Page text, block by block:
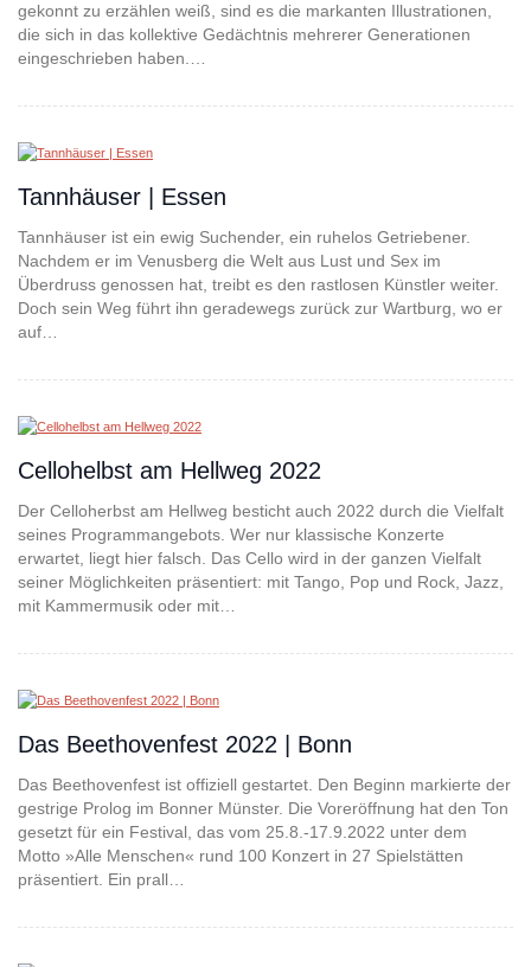
gekonnt zu erzählen weiß, sind es die markanten Illustrationen,
die sich in das kollektive Gedächtnis mehrerer Generationen
eingeschrieben haben.…
Tannhäuser | Essen
Tannhäuser ist ein ewig Suchender, ein ruhelos Getriebener.
Nachdem er im Venusberg die Welt aus Lust und Sex im
Überdruss genossen hat, treibt es den rastlosen Künstler weiter.
Doch sein Weg führt ihn geradewegs zurück zur Wartburg, wo er
auf…
Cellohelbst am Hellweg 2022
Der Celloherbst am Hellweg besticht auch 2022 durch die Vielfalt
seines Programmangebots. Wer nur klassische Konzerte
erwartet, liegt hier falsch. Das Cello wird in der ganzen Vielfalt
seiner Möglichkeiten präsentiert: mit Tango, Pop und Rock, Jazz,
mit Kammermusik oder mit…
Das Beethovenfest 2022 | Bonn
Das Beethovenfest ist offiziell gestartet. Den Beginn markierte der
gestrige Prolog im Bonner Münster. Die Voreröffnung hat den Ton
gesetzt für ein Festival, das vom 25.8.-17.9.2022 unter dem
Motto »Alle Menschen« rund 100 Konzert in 27 Spielstätten
präsentiert. Ein prall…